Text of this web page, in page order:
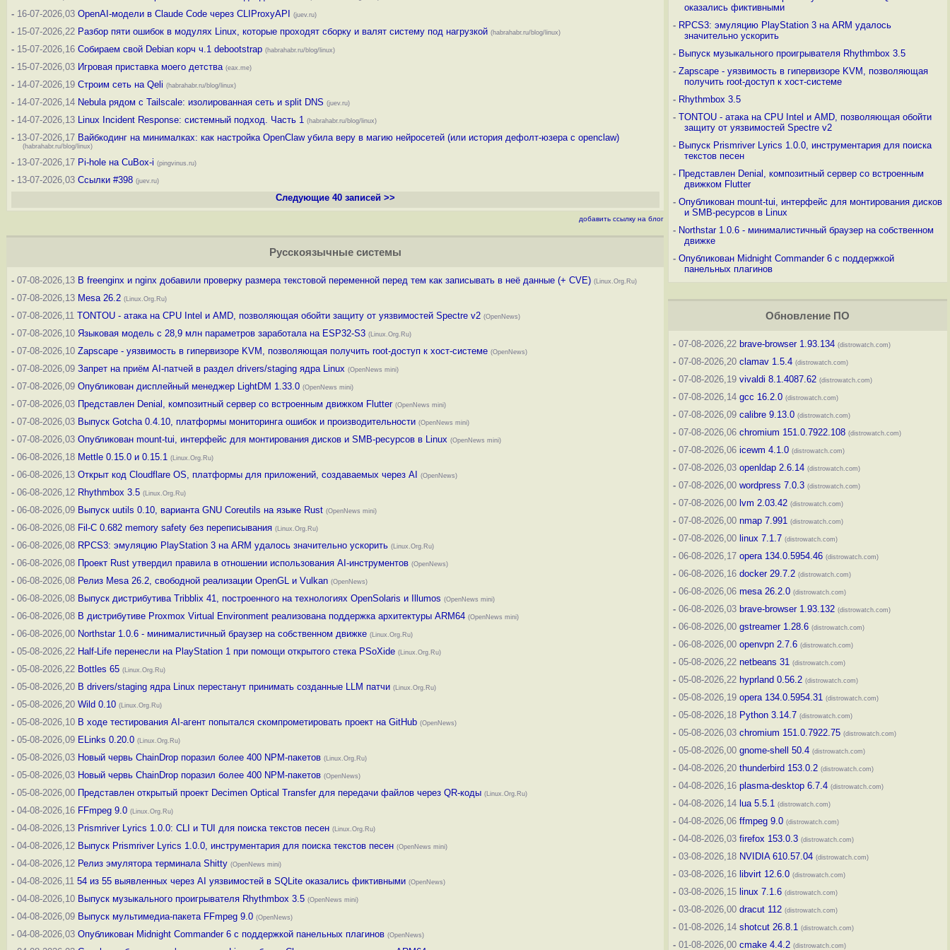
- 16-07-2026,03 OpenAI-модели в Claude Code через CLIProxyAPI (juev.ru)
- 15-07-2026,22 Разбор пяти ошибок в модулях Linux, которые проходят сборку и валят систему под нагрузкой (habrahabr.ru/blog/linux)
- 15-07-2026,16 Собираем свой Debian корч ч.1 debootstrap (habrahabr.ru/blog/linux)
- 15-07-2026,03 Игровая приставка моего детства (eax.me)
- 14-07-2026,19 Строим сеть на Qeli (habrahabr.ru/blog/linux)
- 14-07-2026,14 Nebula рядом с Tailscale: изолированная сеть и split DNS (juev.ru)
- 14-07-2026,13 Linux Incident Response: системный подход. Часть 1 (habrahabr.ru/blog/linux)
- 13-07-2026,17 Вайбкодинг на минималках: как настройка OpenClaw убила веру в магию нейросетей (или история дефолт-юзера с openclaw)
(habrahabr.ru/blog/linux)
- 13-07-2026,17 Pi-hole на CuBox-i (pingvinus.ru)
- 13-07-2026,03 Ссылки #398 (juev.ru)
Следующие 40 записей >>
добавить ссылку на блог
Русскоязычные системы
- 07-08-2026,13 В freenginx и nginx добавили проверку размера текстовой переменной перед тем как записывать в неё данные (+ CVE) (Linux.Org.Ru)
- 07-08-2026,13 Mesa 26.2 (Linux.Org.Ru)
- 07-08-2026,11 TONTOU - атака на CPU Intel и AMD, позволяющая обойти защиту от уязвимостей Spectre v2 (OpenNews)
- 07-08-2026,10 Языковая модель с 28,9 млн параметров заработала на ESP32-S3 (Linux.Org.Ru)
- 07-08-2026,10 Zapscape - уязвимость в гипервизоре KVM, позволяющая получить root-доступ к хост-системе (OpenNews)
- 07-08-2026,09 Запрет на приём AI-патчей в раздел drivers/staging ядра Linux (OpenNews mini)
- 07-08-2026,09 Опубликован дисплейный менеджер LightDM 1.33.0 (OpenNews mini)
- 07-08-2026,03 Представлен Denial, композитный сервер со встроенным движком Flutter (OpenNews mini)
- 07-08-2026,03 Выпуск Gotcha 0.4.10, платформы мониторинга ошибок и производительности (OpenNews mini)
- 07-08-2026,03 Опубликован mount-tui, интерфейс для монтирования дисков и SMB-ресурсов в Linux (OpenNews mini)
- 06-08-2026,18 Mettle 0.15.0 и 0.15.1 (Linux.Org.Ru)
- 06-08-2026,13 Открыт код Cloudflare OS, платформы для приложений, создаваемых через AI (OpenNews)
- 06-08-2026,12 Rhythmbox 3.5 (Linux.Org.Ru)
- 06-08-2026,09 Выпуск uutils 0.10, варианта GNU Coreutils на языке Rust (OpenNews mini)
- 06-08-2026,08 Fil-C 0.682 memory safety без переписывания (Linux.Org.Ru)
- 06-08-2026,08 RPCS3: эмуляцию PlayStation 3 на ARM удалось значительно ускорить (Linux.Org.Ru)
- 06-08-2026,08 Проект Rust утвердил правила в отношении использования AI-инструментов (OpenNews)
- 06-08-2026,08 Релиз Mesa 26.2, свободной реализации OpenGL и Vulkan (OpenNews)
- 06-08-2026,08 Выпуск дистрибутива Tribblix 41, построенного на технологиях OpenSolaris и Illumos (OpenNews mini)
- 06-08-2026,08 В дистрибутиве Proxmox Virtual Environment реализована поддержка архитектуры ARM64 (OpenNews mini)
- 06-08-2026,00 Northstar 1.0.6 - минималистичный браузер на собственном движке (Linux.Org.Ru)
- 05-08-2026,22 Half-Life перенесли на PlayStation 1 при помощи открытого стека PSoXide (Linux.Org.Ru)
- 05-08-2026,22 Bottles 65 (Linux.Org.Ru)
- 05-08-2026,20 В drivers/staging ядра Linux перестанут принимать созданные LLM патчи (Linux.Org.Ru)
- 05-08-2026,20 Wild 0.10 (Linux.Org.Ru)
- 05-08-2026,10 В ходе тестирования AI-агент попытался скомпрометировать проект на GitHub (OpenNews)
- 05-08-2026,09 ELinks 0.20.0 (Linux.Org.Ru)
- 05-08-2026,03 Новый червь ChainDrop поразил более 400 NPM-пакетов (Linux.Org.Ru)
- 05-08-2026,03 Новый червь ChainDrop поразил более 400 NPM-пакетов (OpenNews)
- 05-08-2026,00 Представлен открытый проект Decimen Optical Transfer для передачи файлов через QR-коды (Linux.Org.Ru)
- 04-08-2026,16 FFmpeg 9.0 (Linux.Org.Ru)
- 04-08-2026,13 Prismriver Lyrics 1.0.0: CLI и TUI для поиска текстов песен (Linux.Org.Ru)
- 04-08-2026,12 Выпуск Prismriver Lyrics 1.0.0, инструментария для поиска текстов песен (OpenNews mini)
- 04-08-2026,12 Релиз эмулятора терминала Shitty (OpenNews mini)
- 04-08-2026,11 54 из 55 выявленных через AI уязвимостей в SQLite оказались фиктивными (OpenNews)
- 04-08-2026,10 Выпуск музыкального проигрывателя Rhythmbox 3.5 (OpenNews mini)
- 04-08-2026,09 Выпуск мультимедиа-пакета FFmpeg 9.0 (OpenNews)
- 04-08-2026,03 Опубликован Midnight Commander 6 c поддержкой панельных плагинов (OpenNews)
оказались фиктивными
- RPCS3: эмуляцию PlayStation 3 на ARM удалось
значительно ускорить
- Выпуск музыкального проигрывателя Rhythmbox 3.5
- Zapscape - уязвимость в гипервизоре KVM, позволяющая
получить root-доступ к хост-системе
- Rhythmbox 3.5
- TONTOU - атака на CPU Intel и AMD, позволяющая обойти
защиту от уязвимостей Spectre v2
- Выпуск Prismriver Lyrics 1.0.0, инструментария для поиска
текстов песен
- Представлен Denial, композитный сервер со встроенным
движком Flutter
- Опубликован mount-tui, интерфейс для монтирования дисков
и SMB-ресурсов в Linux
- Northstar 1.0.6 - минималистичный браузер на собственном
движке
- Опубликован Midnight Commander 6 c поддержкой
панельных плагинов
Обновление ПО
- 07-08-2026,22 brave-browser 1.93.134 (distrowatch.com)
- 07-08-2026,20 clamav 1.5.4 (distrowatch.com)
- 07-08-2026,19 vivaldi 8.1.4087.62 (distrowatch.com)
- 07-08-2026,14 gcc 16.2.0 (distrowatch.com)
- 07-08-2026,09 calibre 9.13.0 (distrowatch.com)
- 07-08-2026,06 chromium 151.0.7922.108 (distrowatch.com)
- 07-08-2026,06 icewm 4.1.0 (distrowatch.com)
- 07-08-2026,03 openldap 2.6.14 (distrowatch.com)
- 07-08-2026,00 wordpress 7.0.3 (distrowatch.com)
- 07-08-2026,00 lvm 2.03.42 (distrowatch.com)
- 07-08-2026,00 nmap 7.991 (distrowatch.com)
- 07-08-2026,00 linux 7.1.7 (distrowatch.com)
- 06-08-2026,17 opera 134.0.5954.46 (distrowatch.com)
- 06-08-2026,16 docker 29.7.2 (distrowatch.com)
- 06-08-2026,06 mesa 26.2.0 (distrowatch.com)
- 06-08-2026,03 brave-browser 1.93.132 (distrowatch.com)
- 06-08-2026,00 gstreamer 1.28.6 (distrowatch.com)
- 06-08-2026,00 openvpn 2.7.6 (distrowatch.com)
- 05-08-2026,22 netbeans 31 (distrowatch.com)
- 05-08-2026,22 hyprland 0.56.2 (distrowatch.com)
- 05-08-2026,19 opera 134.0.5954.31 (distrowatch.com)
- 05-08-2026,18 Python 3.14.7 (distrowatch.com)
- 05-08-2026,03 chromium 151.0.7922.75 (distrowatch.com)
- 05-08-2026,00 gnome-shell 50.4 (distrowatch.com)
- 04-08-2026,20 thunderbird 153.0.2 (distrowatch.com)
- 04-08-2026,16 plasma-desktop 6.7.4 (distrowatch.com)
- 04-08-2026,14 lua 5.5.1 (distrowatch.com)
- 04-08-2026,06 ffmpeg 9.0 (distrowatch.com)
- 04-08-2026,03 firefox 153.0.3 (distrowatch.com)
- 03-08-2026,18 NVIDIA 610.57.04 (distrowatch.com)
- 03-08-2026,16 libvirt 12.6.0 (distrowatch.com)
- 03-08-2026,15 linux 7.1.6 (distrowatch.com)
- 03-08-2026,00 dracut 112 (distrowatch.com)
- 01-08-2026,14 shotcut 26.8.1 (distrowatch.com)
- 01-08-2026,00 cmake 4.4.2 (distrowatch.com)